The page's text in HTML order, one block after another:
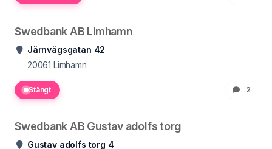
Swedbank AB Limhamn
Järnvägsgatan 42
20061 Limhamn
Stängt 2
Swedbank AB Gustav adolfs torg
Gustav adolfs torg 4